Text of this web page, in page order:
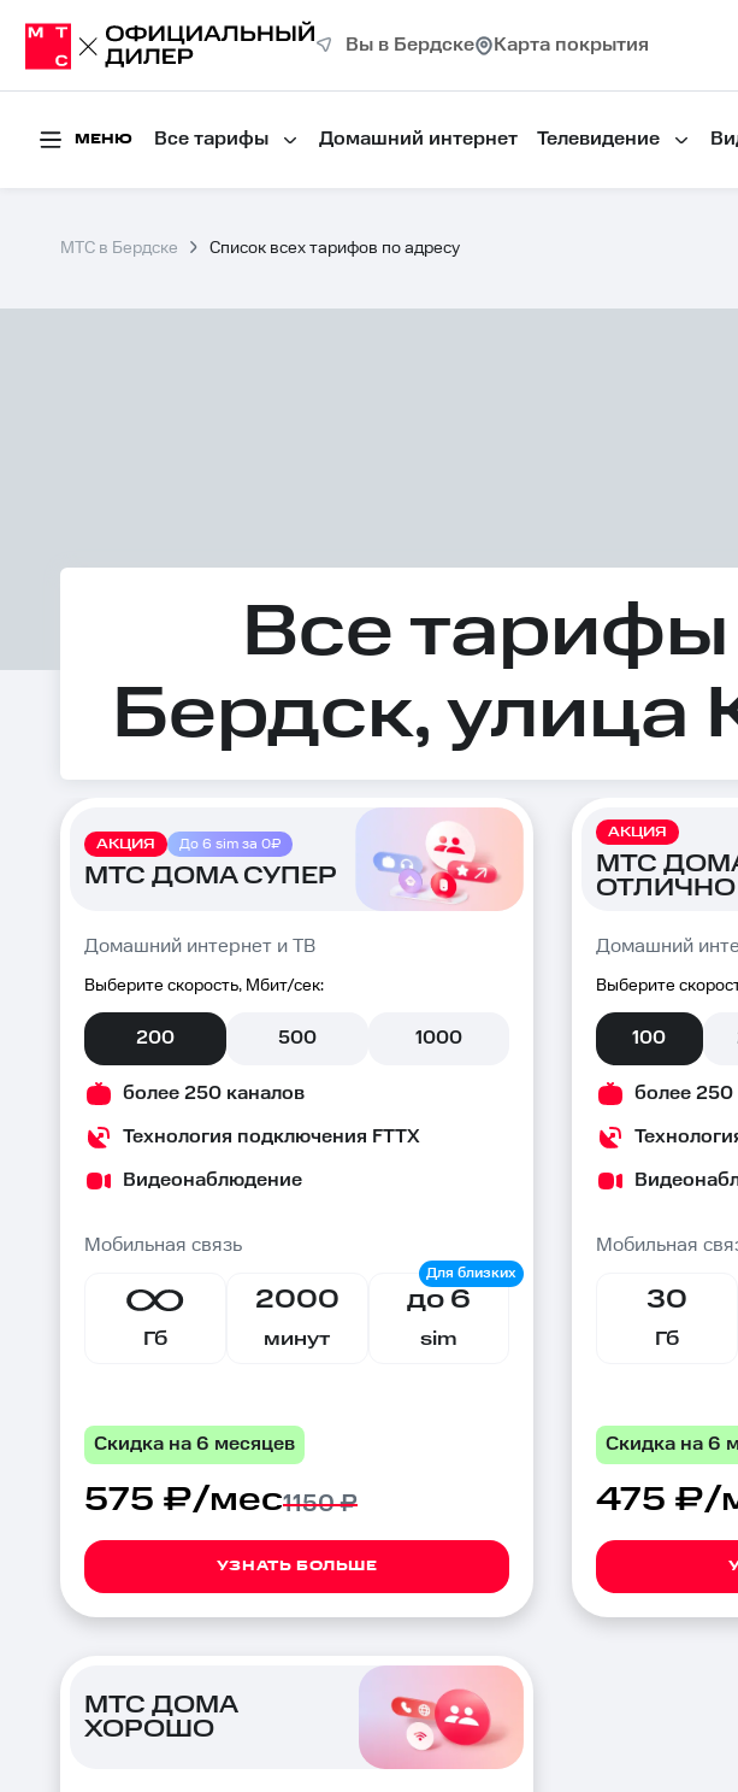
Вы в Бердске Карта покрытия
МЕНЮ Все тарифы Домашний интернет Телевидение
МТС в Бердске Список всех тарифов по адресу
Все
Бердск, улица
АКЦИЯ До 6 sim за 0₽
МТС ДОМА СУПЕР
Домашний интернет и ТВ
Выберите скорость, Мбит/сек:
200 500 1000
более 250 каналов
Технология подключения FTTX
Видеонаблюдение
Мобильная связь
Гб
2000
минут
до 6
sim
Скидка на 6 месяцев
575 ₽/мес1150 ₽
УЗНАТЬ БОЛЬШЕ
АКЦИЯ
МТС
ОТЛИЧНО
Домашний
Выберите
100
более 250
Мобильная
30
Гб
Скидка на 6
475 ₽/
МТС ДОМА
ХОРОШО